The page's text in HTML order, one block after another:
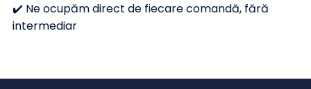
✔️ Ne ocupăm direct de fiecare comandă, fără
intermediar